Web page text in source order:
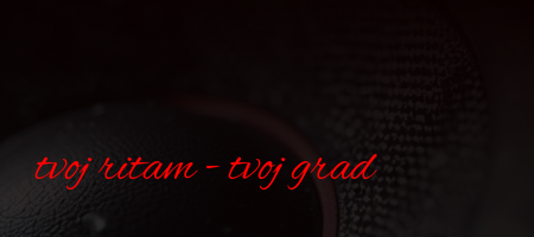
tvoj ritam - tvoj grad